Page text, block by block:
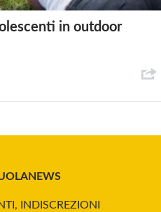
in outdoor
INDISCREZIONI